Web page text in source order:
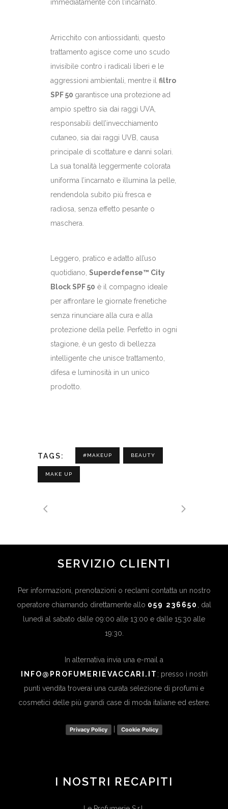
immediatamente con l’incarnato.
Arricchito con antiossidanti, questo
trattamento agisce come uno scudo
invisibile contro i radicali liberi e le
aggressioni ambientali, mentre il filtro
SPF 50 garantisce una protezione ad
ampio spettro sia dai raggi UVA,
responsabili dell’invecchiamento
cutaneo, sia dai raggi UVB, causa
principale di scottature e danni solari.
La sua tonalità leggermente colorata
uniforma l’incarnato e illumina la pelle,
rendendola subito più fresca e
radiosa, senza effetto pesante o
maschera.
Leggero, pratico e adatto all’uso
quotidiano, Superdefense™ City
Block SPF 50 è il compagno ideale
per affrontare le giornate frenetiche
senza rinunciare alla cura e alla
protezione della pelle. Perfetto in ogni
stagione, è un gesto di bellezza
intelligente che unisce trattamento,
difesa e luminosità in un unico
prodotto.
TAGS: #MAKEUP BEAUTY
MAKE UP
SERVIZIO CLIENTI
Per informazioni, prenotazioni o reclami contatta un nostro
operatore chiamando direttamente allo 059 236650
, dal
lunedì al sabato dalle 09:00 alle 13:00 e dalle 15:30 alle
19:30.
In alternativa invia una e-mail a
INFO@PROFUMERIEVACCARI.IT ; presso i nostri
punti vendita troverai una curata selezione di profumi e
cosmetici delle più grandi case di moda italiane ed estere.
Privacy Policy Cookie Policy
I NOSTRI RECAPITI